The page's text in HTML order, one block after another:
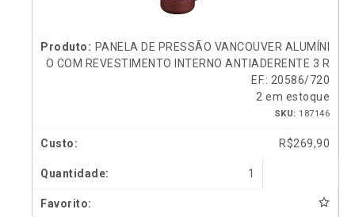
PANELA DE PRESSÃO VANCOUVER ALUMÍNI
O COM REVESTIMENTO INTERNO ANTIADERENTE 3 R
EF.: 20586/720
2 em estoque
SKU: 187146
R$269,90
1